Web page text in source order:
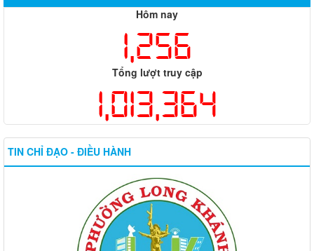
Hôm nay
1,256
Tổng lượt truy cập
1,013,364
TIN CHỈ ĐẠO - ĐIỀU HÀNH